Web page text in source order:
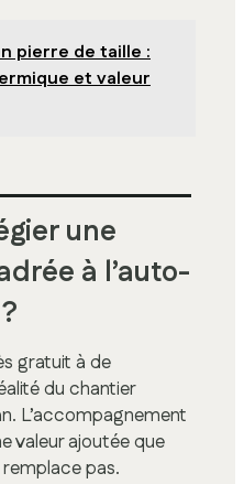
pierre de taille :
et valeur
une
à l’auto-
gratuit à de
du chantier
L’accompagnement
valeur ajoutée que
pas.